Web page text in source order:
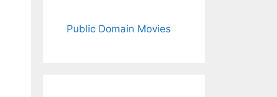
Public Domain Movies